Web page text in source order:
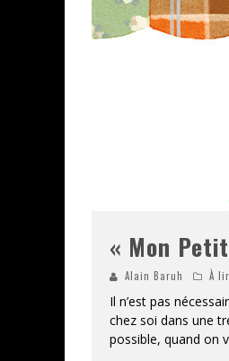
« Mon
Alain Baruh À
Il n’est pas
chez soi dans une
possible, quand on